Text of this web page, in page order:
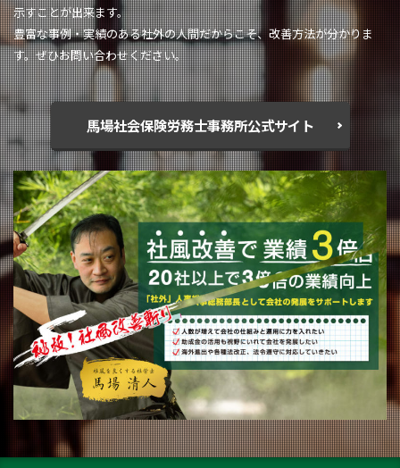
示すことが出来ます。
豊富な事例・実績のある社外の人間だからこそ、改善方法が分かりま
す。ぜひお問い合わせください。
馬場社会保険労務士事務所公式サイト